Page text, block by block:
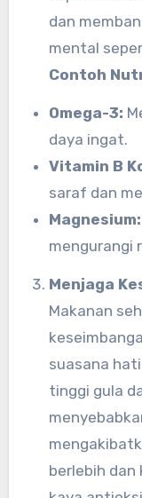
dan
mental
Contoh
Omega-3:
daya ingat.
Vitamin B
saraf dan
Magnesium:
mengurangi
Menjaga
Makanan
suasana
tinggi gula
berlebih dan